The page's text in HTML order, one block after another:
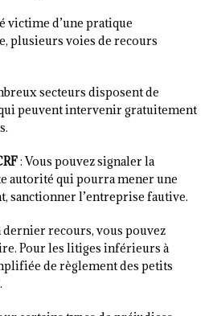
victime d’une pratique
plusieurs voies de recours
secteurs disposent de
peuvent intervenir gratuitement
: Vous pouvez signaler la
autorité qui pourra mener une
sanctionner l’entreprise fautive.
dernier recours, vous pouvez
Pour les litiges inférieurs à
de règlement des petits